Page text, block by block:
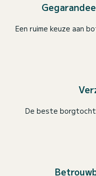
Een ruime keuze aan
De beste borgtocht